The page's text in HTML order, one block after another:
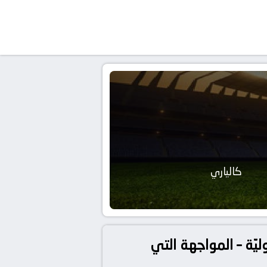
كالياري
– المواجهة التي